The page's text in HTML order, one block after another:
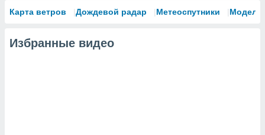
Карта ветров Дождевой радар Метеоспутники Модели
Избранные видео